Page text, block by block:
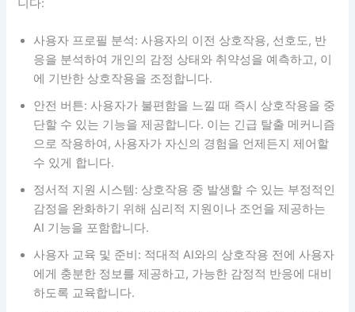
니다:
사용자 프로필 분석: 사용자의 이전 상호작용, 선호도, 반
응을 분석하여 개인의 감정 상태와 취약성을 예측하고, 이
에 기반한 상호작용을 조정합니다.
안전 버튼: 사용자가 불편함을 느낄 때 즉시 상호작용을 중
단할 수 있는 기능을 제공합니다. 이는 긴급 탈출 메커니즘
으로 작용하여, 사용자가 자신의 경험을 언제든지 제어할
수 있게 합니다.
정서적 지원 시스템: 상호작용 중 발생할 수 있는 부정적인
감정을 완화하기 위해 심리적 지원이나 조언을 제공하는
AI 기능을 포함합니다.
사용자 교육 및 준비: 적대적 AI와의 상호작용 전에 사용자
에게 충분한 정보를 제공하고, 가능한 감정적 반응에 대비
하도록 교육합니다.